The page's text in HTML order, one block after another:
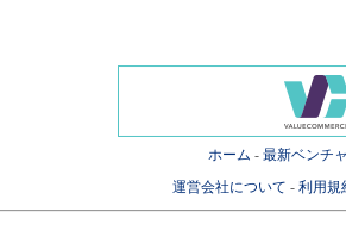
ホーム - 最新ベンチ
運営会社について - 利用規